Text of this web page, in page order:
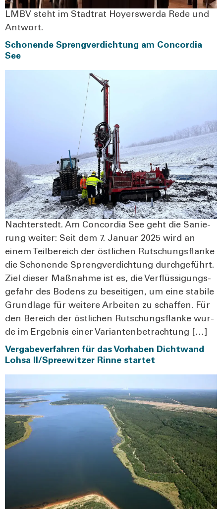
LMBV steht im Stadt­rat Hoyers­wer­da Rede und
Ant­wort.
Schonende Sprengverdichtung am Concordia
See
Nach­ter­stedt. Am Con­cor­dia See geht die Sanie­
rung wei­ter: Seit dem 7. Janu­ar 2025 wird an
einem Teil­be­reich der öst­li­chen Rut­schungs­flan­ke
die Scho­nen­de Spreng­ver­dich­tung durch­ge­führt.
Ziel die­ser Maß­nah­me ist es, die Ver­flüs­si­gungs­
ge­fahr des Bodens zu besei­ti­gen, um eine sta­bi­le
Grund­la­ge für wei­te­re Arbei­ten zu schaf­fen. Für
den Bereich der öst­li­chen Rut­schungs­flan­ke wur­
de im Ergeb­nis einer Vari­an­ten­be­trach­tung […]
Vergabeverfahren für das Vorhaben Dichtwand
Lohsa II/Spreewitzer Rinne startet